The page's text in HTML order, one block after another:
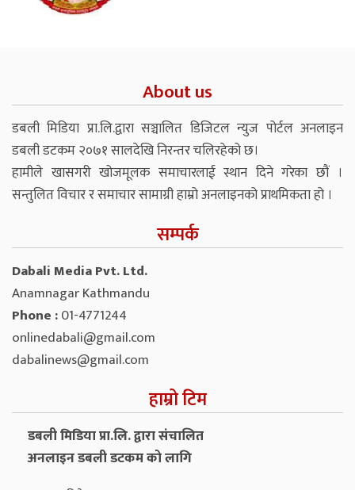
About us
डबली मिडिया प्रा.लि.द्वारा सञ्चालित डिजिटल न्युज पोर्टल अनलाइन
डबली डटकम २०७१ सालदेखि निरन्तर चलिरहेको छ।
हामीले खासगरी खोजमूलक समाचारलाई स्थान दिने गरेका छौं ।
सन्तुलित विचार र समाचार सामाग्री हाम्रो अनलाइनको प्राथमिकता हो ।
सम्पर्क
Dabali Media Pvt. Ltd.
Anamnagar Kathmandu
Phone :01-4771244
onlinedabali@gmail.com
dabalinews@gmail.com
हाम्रो टिम
डबली मिडिया प्रा.लि. द्वारा संचालित
अनलाइन डबली डटकम को लागि